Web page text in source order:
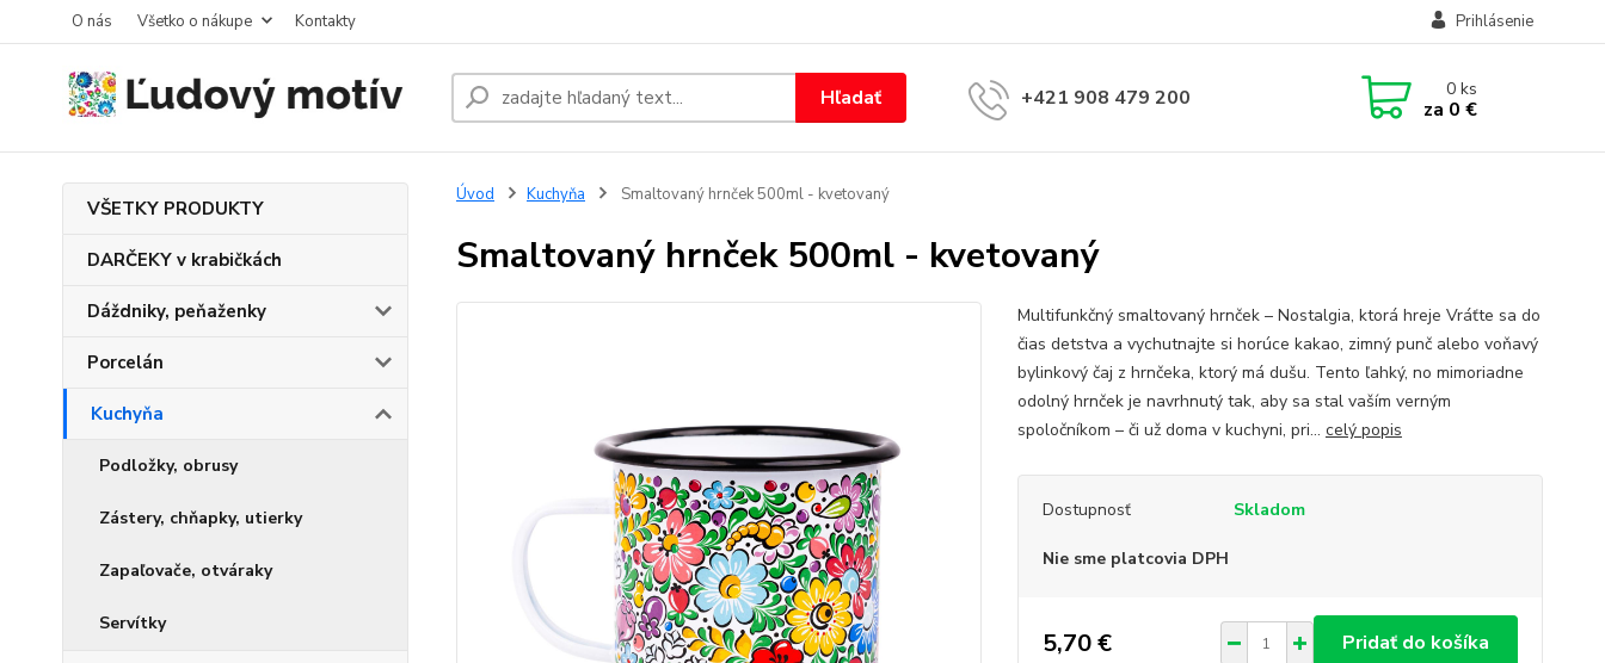
O nás Všetko o nákupe Kontakty Prihlásenie
Hľadať +421 908 479 200 0ks
za 0 €
VŠETKY PRODUKTY
DARČEKY v krabičkách
Dáždniky, peňaženky
Porcelán
Kuchyňa
Podložky, obrusy
Zástery, chňapky, utierky
Zapaľovače, otváraky
Servítky
Úvod Kuchyňa Smaltovaný hrnček 500ml - kvetovaný
Smaltovaný hrnček 500ml - kvetovaný
Multifunkčný smaltovaný hrnček – Nostalgia, ktorá hreje Vráťte sa do
čias detstva a vychutnajte si horúce kakao, zimný punč alebo voňavý
bylinkový čaj z hrnčeka, ktorý má dušu. Tento ľahký, no mimoriadne
odolný hrnček je navrhnutý tak, aby sa stal vaším verným
spoločníkom – či už doma v kuchyni, pri... celý popis
Dostupnosť Skladom
Nie sme platcovia DPH
5,70 € Pridať do košíka